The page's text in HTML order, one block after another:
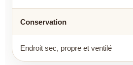
Conservation
Endroit sec, propre et ventilé